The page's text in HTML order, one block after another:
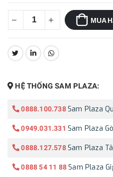
MUA
CHIA SẺ:
HỆ THỐNG SAM PLAZA:
0888.100.738 Sam Plaza
0949.031.331 Sam Plaza
0888.127.578 Sam Plaza
0888 54 11 88 Sam Plaza